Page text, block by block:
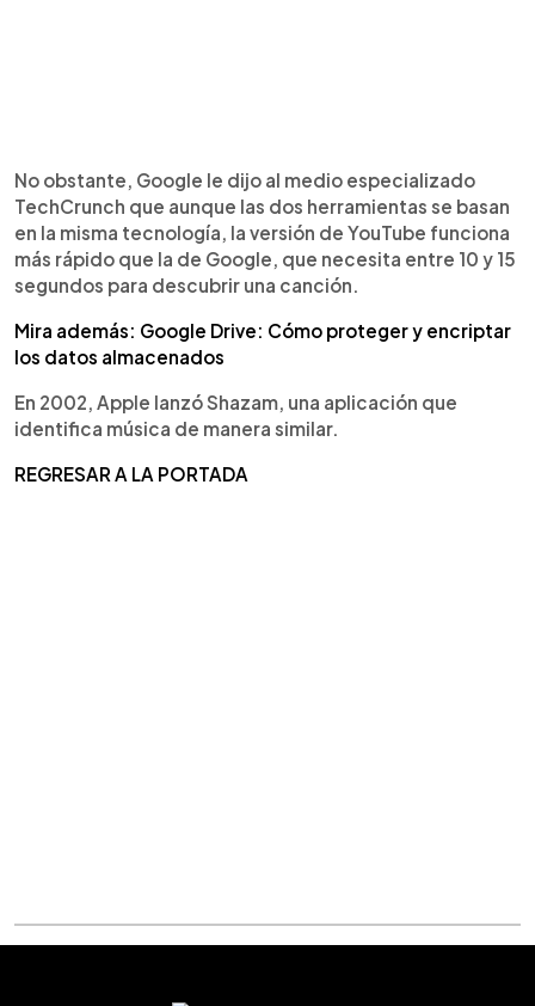
No obstante, Google le dijo al medio especializado
TechCrunch que aunque las dos herramientas se basan
en la misma tecnología, la versión de YouTube funciona
más rápido que la de Google, que necesita entre 10 y 15
segundos para descubrir una canción.
Mira además: Google Drive: Cómo proteger y encriptar
los datos almacenados
En 2002, Apple lanzó Shazam, una aplicación que
identifica música de manera similar.
REGRESAR A LA PORTADA